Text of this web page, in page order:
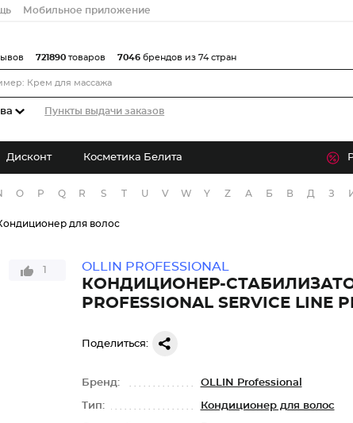
Мобильное приложение
Пункты выдачи заказов
721890 товаров 7046 брендов из 74 стран
Дисконт Косметика Белита
O P Q R S T U V W Y Z А Б В Д З
для волос
1 OLLIN PROFESSIONAL
КОНДИЦИОНЕР-
PROFESSIONAL SERVICE LINE
Поделиться:
Бренд: OLLIN Professional
Тип: Кондиционер для волос